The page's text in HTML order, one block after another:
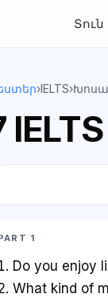
Տուն
›IELTS›
1
Do you enjoy
What kind of